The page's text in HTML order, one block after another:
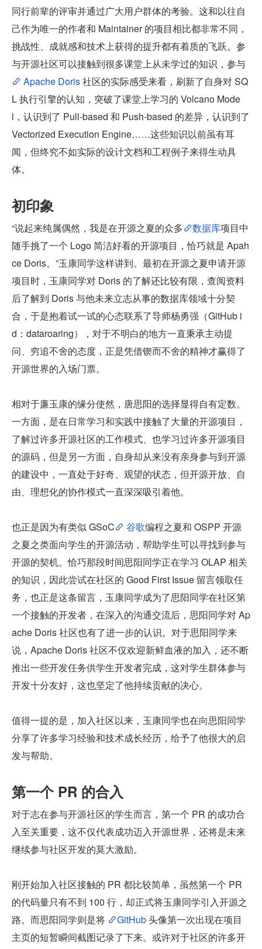
同行前辈的评审并通过广大用户群体的考验。这和以往自
己作为唯一的作者和 Maintainer 的项目相比都非常不同，
挑战性、成就感和技术上获得的提升都有着质的飞跃。参
与开源社区可以接触到很多课堂上从未学过的知识，参与
Apache Doris 社区的实际感受来看，刷新了自身对 SQ
L 执行引擎的认知，突破了课堂上学习的 Volcano Mode
l，认识到了 Pull-based 和 Push-based 的差异，认识到了
Vectorized Execution Engine……这些知识以前虽有耳
闻，但终究不如实际的设计文档和工程例子来得生动具
体。
初印象
“说起来纯属偶然，我是在开源之夏的众多 数据库项目中
随手挑了一个 Logo 简洁好看的开源项目，恰巧就是 Apah
ce Doris。”玉康同学这样讲到。最初在开源之夏申请开源
项目时，玉康同学对 Doris 的了解还比较有限，查阅资料
后了解到 Doris 与他未来立志从事的数据库领域十分契
合，于是抱着试一试的心态联系了导师杨勇强（GitHub i
d：dataroaring），对于不明白的地方一直秉承主动提
问、穷追不舍的态度，正是凭借锲而不舍的精神才赢得了
开源世界的入场门票。
相对于廉玉康的缘分使然，唐思阳的选择显得自有定数。
一方面，是在日常学习和实践中接触了大量的开源项目，
了解过许多开源社区的工作模式、也学习过许多开源项目
的源码，但是另一方面，自身却从来没有亲身参与到开源
的建设中，一直处于好奇、观望的状态，但开源开放、自
由、理想化的协作模式一直深深吸引着他。
也正是因为有类似 GSoC 谷歌编程之夏和 OSPP 开源
之夏之类面向学生的开源活动，帮助学生可以寻找到参与
开源的契机。恰巧那段时间思阳同学正在学习 OLAP 相关
的知识，因此尝试在社区的 Good First Issue 留言领取任
务，也正是这条留言，玉康同学成为了思阳同学在社区第
一个接触的开发者，在深入的沟通交流后，思阳同学对 Ap
ache Doris 社区也有了进一步的认识。对于思阳同学来
说，Apache Doris 社区不仅欢迎新鲜血液的加入，还不断
推出一些开发任务供学生开发者完成，这对学生群体参与
开发十分友好，这也坚定了他持续贡献的决心。
值得一提的是，加入社区以来，玉康同学也在向思阳同学
分享了许多学习经验和技术成长经历，给予了他很大的启
发与帮助。
第一个 PR 的合入
对于志在参与开源社区的学生而言，第一个 PR 的成功合
入至关重要，这不仅代表成功迈入开源世界，还将是未来
继续参与社区开发的莫大激励。
刚开始加入社区接触的 PR 都比较简单，虽然第一个 PR
的代码量只有不到 100 行，却正式将玉康同学引入开源之
路。而思阳同学则是将
GitHub 头像第一次出现在项目
主页的短暂瞬间截图记录了下来。或许对于社区的许多开